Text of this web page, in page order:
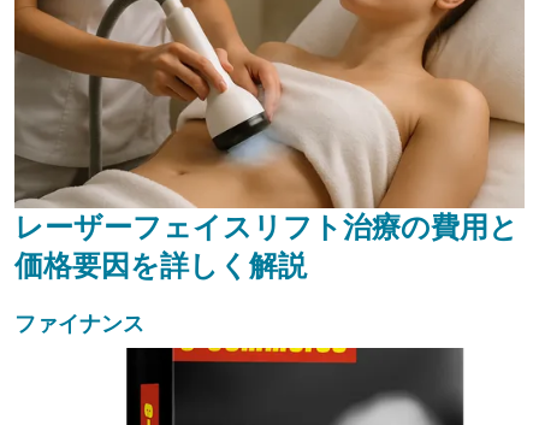
レーザーフェイスリフト治療の費用と
価格要因を詳しく解説
ファイナンス